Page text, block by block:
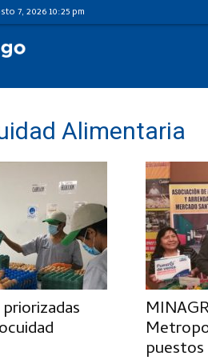
7, 2026 10:25 pm
al
día
Alimentaria